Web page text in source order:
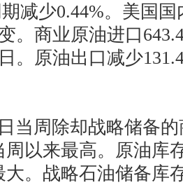
减少0.44%。美国
。商业原油进口
。原油出口减少
周除却战略储备的
周以来最高。原油库
大。战略石油储备库